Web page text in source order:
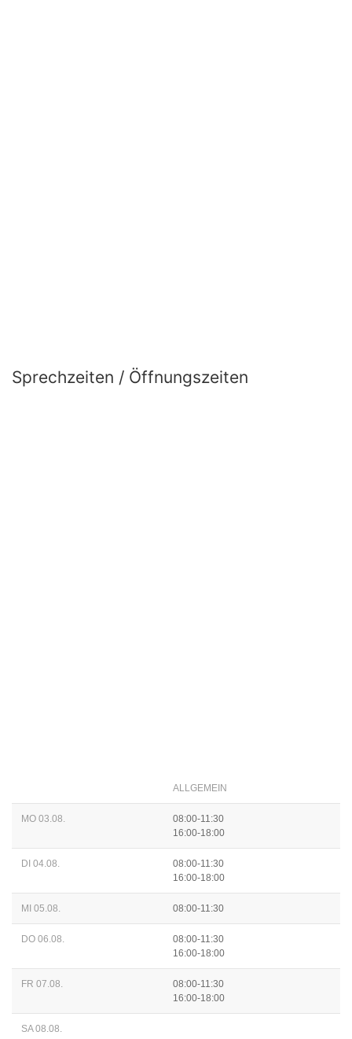
Sprechzeiten / Öffnungszeiten
ALLGEMEIN
MO 03.08.
08:00-11:30
16:00-18:00
DI 04.08.
08:00-11:30
16:00-18:00
MI 05.08. 08:00-11:30
DO 06.08.
08:00-11:30
16:00-18:00
FR 07.08.
08:00-11:30
16:00-18:00
SA 08.08.